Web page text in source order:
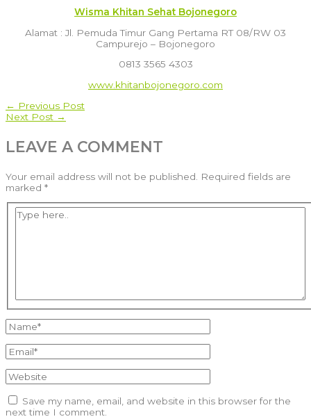
Wisma Khitan Sehat Bojonegoro
Alamat : Jl. Pemuda Timur Gang Pertama RT 08/RW 03
Campurejo – Bojonegoro
0813 3565 4303
www.khitanbojonegoro.com
POST
← Previous Post
Next Post →
LEAVE A COMMENT
Your email address will not be published.
Required fields are
marked *
Type
here..
Name*
Email*
Website
Save my name, email, and website in this browser for the
next time I comment.